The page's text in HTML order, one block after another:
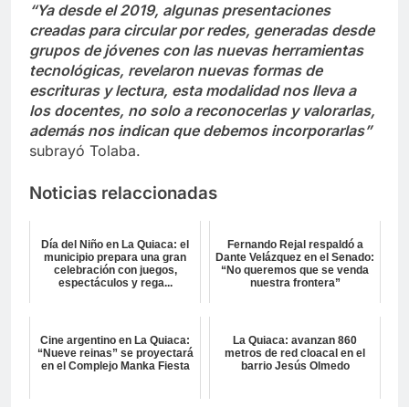
“Ya desde el 2019, algunas presentaciones
creadas para circular por redes, generadas desde
grupos de jóvenes con las nuevas herramientas
tecnológicas, revelaron nuevas formas de
escrituras y lectura, esta modalidad nos lleva a
los docentes, no solo a reconocerlas y valorarlas,
además nos indican que debemos incorporarlas”
subrayó Tolaba.
Noticias relaccionadas
Día del Niño en La Quiaca: el
municipio prepara una gran
celebración con juegos,
espectáculos y rega...
Fernando Rejal respaldó a
Dante Velázquez en el Senado:
“No queremos que se venda
nuestra frontera”
Cine argentino en La Quiaca:
“Nueve reinas” se proyectará
en el Complejo Manka Fiesta
La Quiaca: avanzan 860
metros de red cloacal en el
barrio Jesús Olmedo